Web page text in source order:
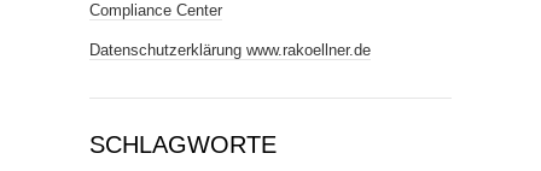
Compliance Center
Datenschutzerklärung www.rakoellner.de
SCHLAGWORTE